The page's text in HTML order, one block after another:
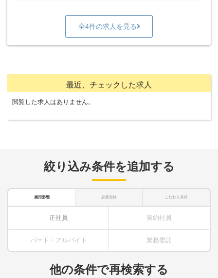
全4件の求人を見る
最近、チェックした求人
閲覧した求人はありません。
絞り込み条件を追加する
雇用形態 必要資格 こだわり条件
正社員 契約社員
パート・アルバイト 業務委託
他の条件で再検索する